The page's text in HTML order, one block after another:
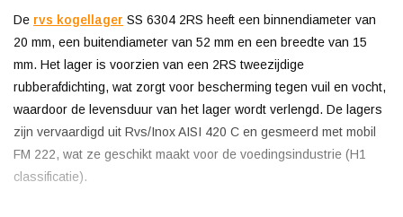
De rvs kogellager SS 6304 2RS heeft een binnendiameter van
20 mm, een buitendiameter van 52 mm en een breedte van 15
mm. Het lager is voorzien van een 2RS tweezijdige
rubberafdichting, wat zorgt voor bescherming tegen vuil en vocht,
waardoor de levensduur van het lager wordt verlengd. De lagers
zijn vervaardigd uit Rvs/Inox AISI 420 C en gesmeerd met mobil
FM 222, wat ze geschikt maakt voor de voedingsindustrie (H1
classificatie).